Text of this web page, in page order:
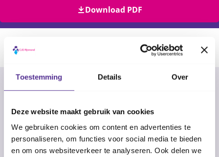
Toestemming Details Over
Deze website maakt gebruik van cookies
We gebruiken cookies om content en advertenties te
personaliseren, om functies voor social media te bieden
en om ons websiteverkeer te analyseren. Ook delen we
Download PDF
Vertalen of laten voorlezen
Is Nederlands niet jouw taal? Of kun je de folder
toegankelijke versie om de tekst te kunnen
vertalen of laten voorlezen.